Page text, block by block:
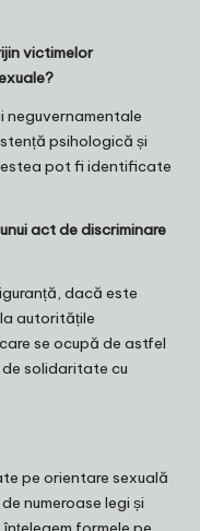
victimelor
neguvernamentale
psihologică și
pot fi identificate
act de discriminare
dacă este
autoritățile
se ocupă de astfel
de solidaritate cu
pe orientare sexuală
numeroase legi și